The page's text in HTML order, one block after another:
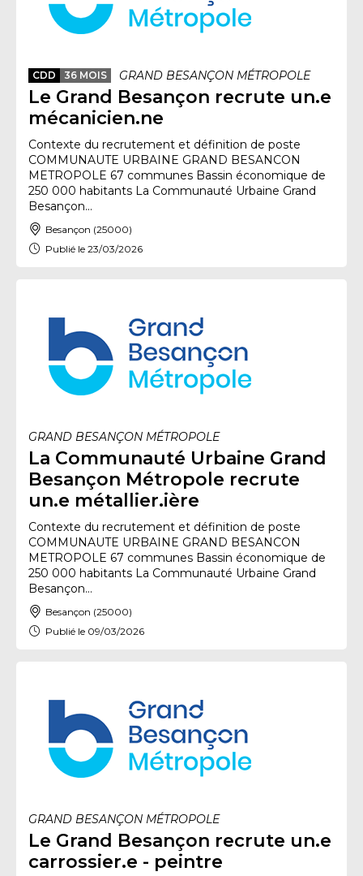
CDD 36 MOIS GRAND BESANÇON MÉTROPOLE
Le Grand Besançon recrute un.e
mécanicien.ne
Contexte du recrutement et définition de poste
COMMUNAUTE URBAINE GRAND BESANCON
METROPOLE 67 communes Bassin économique de
250 000 habitants La Communauté Urbaine Grand
Besançon...
Besançon (25000)
Publié le 23/03/2026
GRAND BESANÇON MÉTROPOLE
La Communauté Urbaine Grand
Besançon Métropole recrute
un.e métallier.ière
Contexte du recrutement et définition de poste
COMMUNAUTE URBAINE GRAND BESANCON
METROPOLE 67 communes Bassin économique de
250 000 habitants La Communauté Urbaine Grand
Besançon...
Besançon (25000)
Publié le 09/03/2026
GRAND BESANÇON MÉTROPOLE
Le Grand Besançon recrute un.e
carrossier.e - peintre